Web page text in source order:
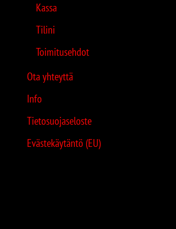
Kassa
Tilini
Toimitusehdot
Ota yhteyttä
Info
Tietosuojaseloste
Evästekäytäntö (EU)